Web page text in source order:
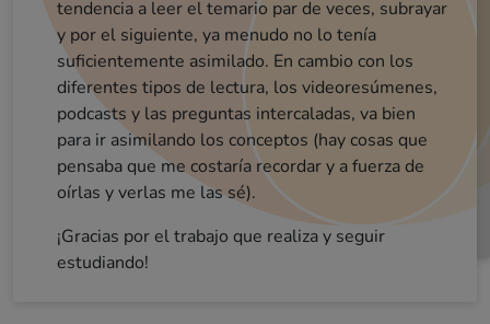
tendencia a leer el temario par de veces, subrayar
y por el siguiente, ya menudo no lo tenía
suficientemente asimilado. En cambio con los
diferentes tipos de lectura, los videoresúmenes,
podcasts y las preguntas intercaladas, va bien
para ir asimilando los conceptos (hay cosas que
pensaba que me costaría recordar y a fuerza de
oírlas y verlas me las sé).
¡Gracias por el trabajo que realiza y seguir
estudiando!
Buenos días, el curso me tiene fascinada, tiene muy buena metodología y te ayuda a memorizar de una manera dinámica, a mi me cuesta un poco la comprensión total de la lectura en catalán por falta de costumbres, pero gracias a los videos resumenes me facilita el entendimiento y al tratarse de vídeos de corta duración no permite que te agobies. Por mi experiencia este método es el que mejor me funciona.
Estaba algo asustada por la extensión del
temario, en cambio al conocer la plataforma y empezar a estudiar habéis conseguido que esté el doble de motivada. Muchísimas gracias y
sobretodo ENHORABUENA!
No os voy a engañar, es una metodología que
requiere dedicar muchas horas y requiere de
mucho esfuerzo ( pero bueno, quien algo quiere
algo le cuesta). A destacar, el hecho de tener
objetivos establecidos estas más concentrado en
lo que haces.